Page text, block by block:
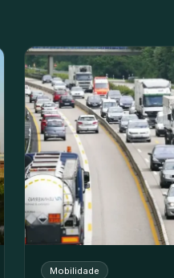
Mobilidade